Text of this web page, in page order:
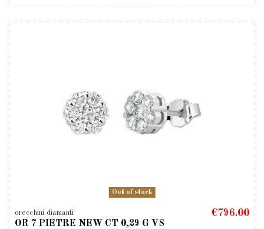
Out of stock
orecchini diamanti
OR 7 PIETRE NEW CT 0,29 G VS
€796.00